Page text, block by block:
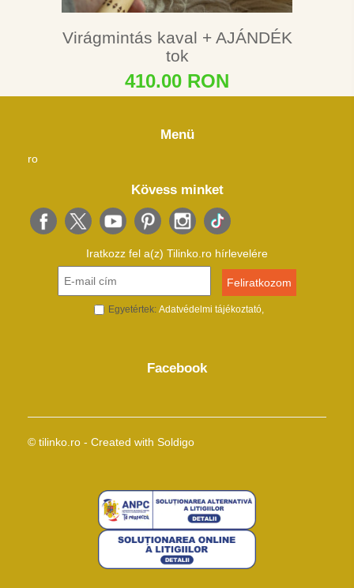
Virágmintás kaval + AJÁNDÉK
tok
410.00 RON
Menü
ro
Kövess minket
Iratkozz fel a(z) Tilinko.ro hírlevelére
Egyetértek: Adatvédelmi tájékoztató
Facebook
© tilinko.ro - Created with Soldigo